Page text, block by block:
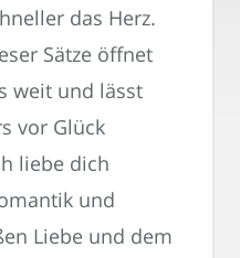
das Herz.
Sätze öffnet
weit und lässt
vor Glück
liebe dich
und
Liebe und dem